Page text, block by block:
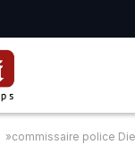
»commissaire police